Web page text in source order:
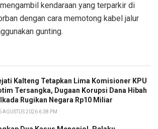
kendaraan yang terparkir di
dengan cara memotong kabel jalur
gunting.
Kalteng Tetapkan Lima Komisioner KPU
Tersangka, Dugaan Korupsi Dana Hibah
Rugikan Negara Rp10 Miliar
AGUSTUS 2026 6:38 PM